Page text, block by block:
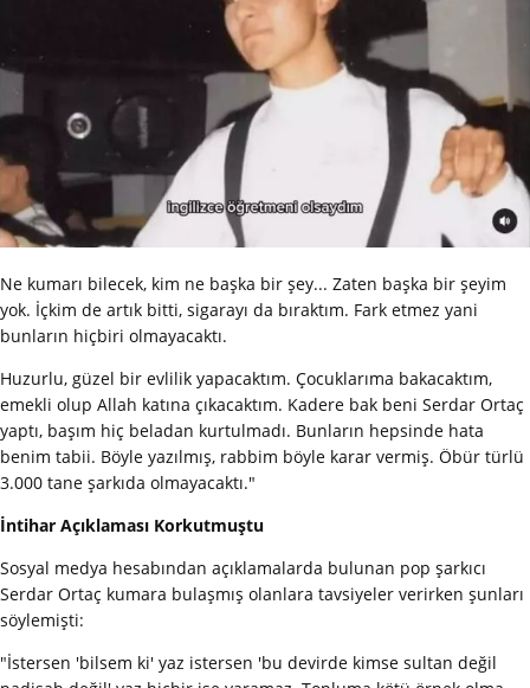
Ne kumarı bilecek, kim ne başka bir şey... Zaten başka bir şeyim
yok. İçkim de artık bitti, sigarayı da bıraktım. Fark etmez yani
bunların hiçbiri olmayacaktı.
Huzurlu, güzel bir evlilik yapacaktım. Çocuklarıma bakacaktım,
emekli olup Allah katına çıkacaktım. Kadere bak beni Serdar Ortaç
yaptı, başım hiç beladan kurtulmadı. Bunların hepsinde hata
benim tabii. Böyle yazılmış, rabbim böyle karar vermiş. Öbür türlü
3.000 tane şarkıda olmayacaktı."
İntihar Açıklaması Korkutmuştu
Sosyal medya hesabından açıklamalarda bulunan pop şarkıcı
Serdar Ortaç kumara bulaşmış olanlara tavsiyeler verirken şunları
söylemişti:
"İstersen 'bilsem ki' yaz istersen 'bu devirde kimse sultan değil